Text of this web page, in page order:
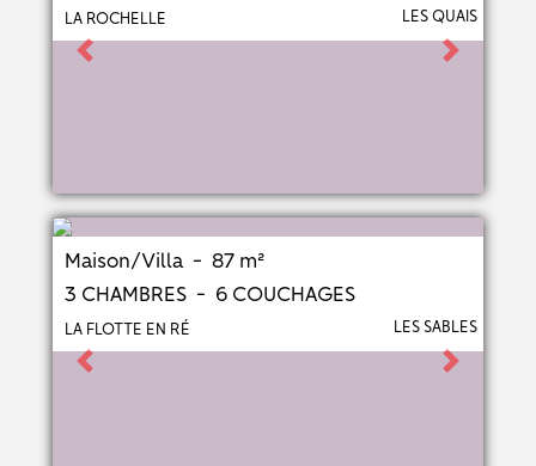
LA ROCHELLE LES QUAIS
Previous Next
Maison/Villa - 87 m²
3 CHAMBRES - 6 COUCHAGES
LA FLOTTE EN RÉ LES SABLES
Previous Next